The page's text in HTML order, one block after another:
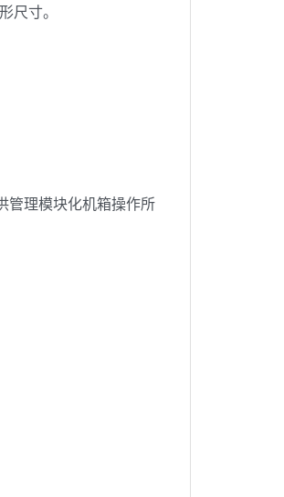
尺寸。
管理模块化机箱操作所